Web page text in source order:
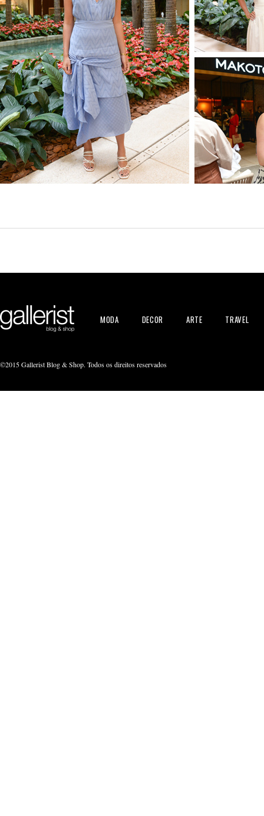
MODA DECOR ARTE TRAVEL
©2015 Gallerist Blog & Shop. Todos os direitos reservados